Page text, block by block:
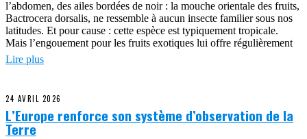
l’abdomen, des ailes bordées de noir : la mouche orientale des fruits,
Bactrocera dorsalis, ne ressemble à aucun insecte familier sous nos
latitudes. Et pour cause : cette espèce est typiquement tropicale.
Mais l’engouement pour les fruits exotiques lui offre régulièrement
Lire plus
24 AVRIL 2026
L’Europe renforce son système d’observation de la
Terre